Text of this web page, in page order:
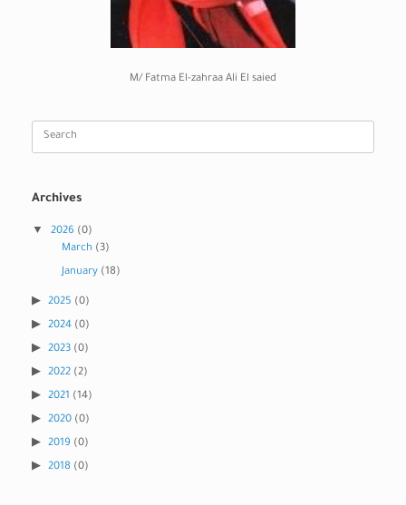
M/ Fatma El-zahraa Ali El saied
Search
Archives
2026 (0)
March (3)
January(18)
2025 (0)
2024 (0)
2023 (0)
2022 (2)
2021 (14)
2020 (0)
2019 (0)
2018 (0)